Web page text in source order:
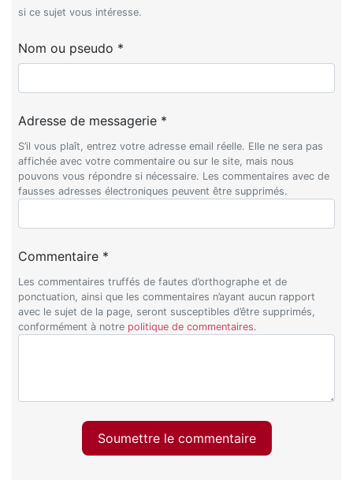
si ce sujet vous intéresse.
Nom ou pseudo *
Adresse de messagerie *
S’il vous plaît, entrez votre adresse email réelle. Elle ne sera pas
affichée avec votre commentaire ou sur le site, mais nous
pouvons vous répondre si nécessaire. Les commentaires avec de
fausses adresses électroniques peuvent être supprimés.
Commentaire *
Les commentaires truffés de fautes d’orthographe et de
ponctuation, ainsi que les commentaires n’ayant aucun rapport
avec le sujet de la page, seront susceptibles d’être supprimés,
conformément à notre politique de commentaires.
Soumettre le commentaire